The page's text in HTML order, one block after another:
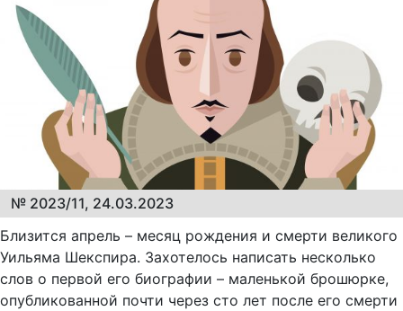
№ 2023/11, 24.03.2023
Близится апрель – месяц рождения и смерти великого
Уильяма Шекспира. Захотелось написать несколько
слов о первой его биографии – маленькой брошюрке,
опубликованной почти через сто лет после его смерти